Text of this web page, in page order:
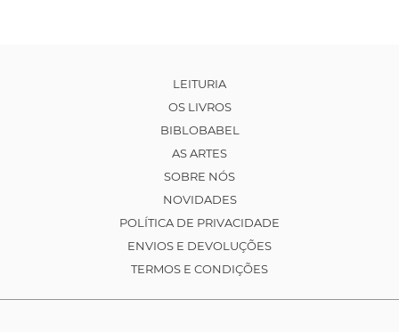
LEITURIA
OS LIVROS
BIBLOBABEL
AS ARTES
SOBRE NÓS
NOVIDADES
POLÍTICA DE PRIVACIDADE
ENVIOS E DEVOLUÇÕES
TERMOS E CONDIÇÕES